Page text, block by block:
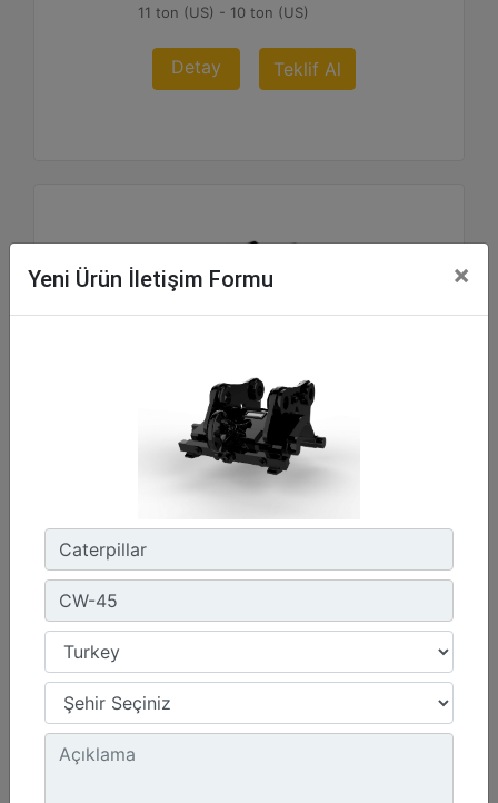
11 ton (US) - 10 ton (US)
Detay Teklif Al
Ağırlık :
880 lb - 400 kg
22 inç - 550 mm
Yük Değeri, Kaldırma Kancası :
15.4 ton (US) - 14 ton (US)
Detay Teklif Al
Yeni Ürün İletişim Formu ×